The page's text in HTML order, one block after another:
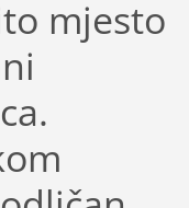
mjesto